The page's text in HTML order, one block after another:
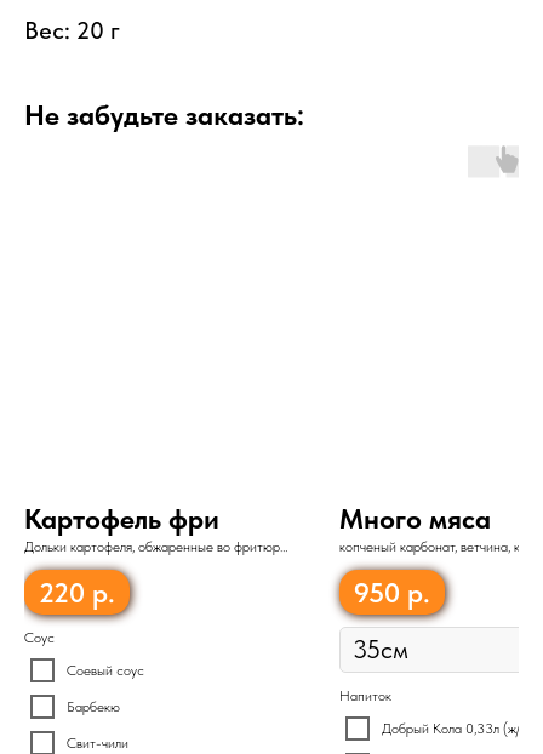
Вес: 20 г
Не забудьте заказать:
Картофель фри
Дольки картофеля, обжаренные во фритюре
150гр
220 р.
Соус
Соевый соус
Барбекю
Свит-чили
Много мяса
копченый карбонат, ветчина,
«Пепперони», сыр «Моцарелла»,
помидор, зеленый лук
950 р.
Напиток
Добрый Кола 0,33л (ж/б)